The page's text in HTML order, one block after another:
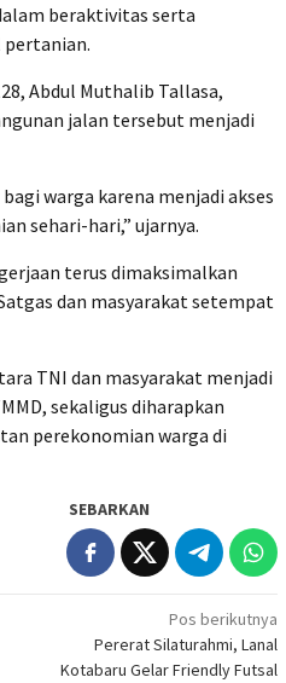
beraktivitas serta
Abdul Muthalib Tallasa,
jalan tersebut menjadi
warga karena menjadi akses
sehari-hari,” ujarnya.
terus dimaksimalkan
dan masyarakat setempat
TNI dan masyarakat menjadi
sekaligus diharapkan
perekonomian warga di
SEBARKAN
Pos berikutnya
Pererat Silaturahmi, Lanal
Kotabaru Gelar Friendly Futsal